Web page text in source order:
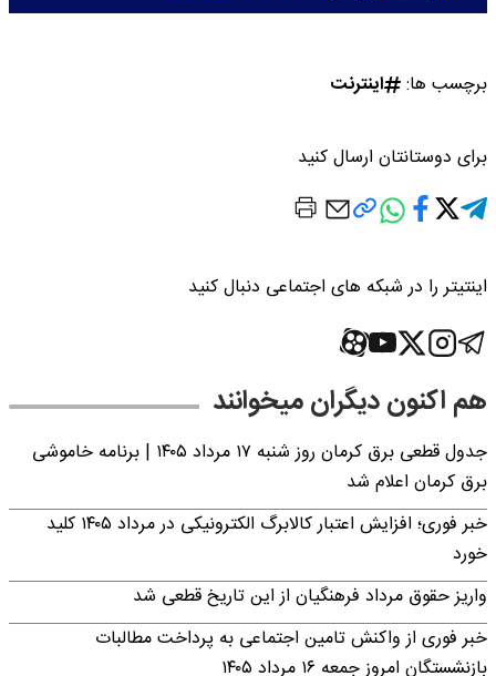
برچسب ها: اینترنت
برای دوستانتان ارسال کنید
اینتیتر را در شبکه های اجتماعی دنبال کنید
هم اکنون دیگران میخوانند
جدول قطعی برق کرمان روز شنبه ۱۷ مرداد ۱۴۰۵ | برنامه خاموشی
برق کرمان اعلام شد
خبر فوری؛ افزایش اعتبار کالابرگ الکترونیکی در مرداد ۱۴۰۵ کلید
خورد
واریز حقوق مرداد فرهنگیان از این تاریخ قطعی شد
خبر فوری از واکنش تامین اجتماعی به پرداخت مطالبات
بازنشستگان امروز جمعه ۱۶ مرداد ۱۴۰۵